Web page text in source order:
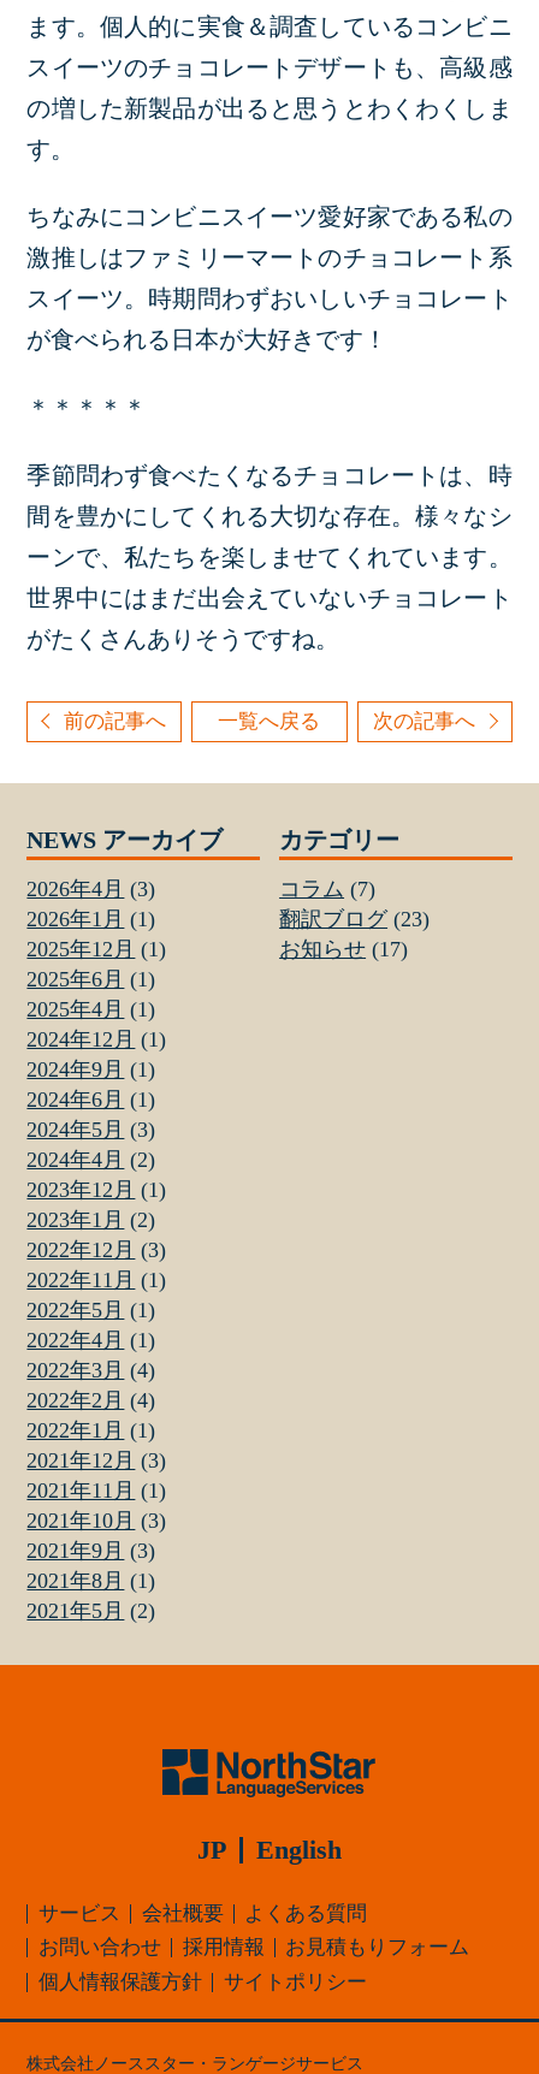
ます。個人的に実食＆調査しているコンビニ
スイーツのチョコレートデザートも、高級感
の増した新製品が出ると思うとわくわくしま
す。
ちなみにコンビニスイーツ愛好家である私の
激推しはファミリーマートのチョコレート系
スイーツ。時期問わずおいしいチョコレート
が食べられる日本が大好きです！
＊＊＊＊＊
季節問わず食べたくなるチョコレートは、時
間を豊かにしてくれる大切な存在。様々なシ
ーンで、私たちを楽しませてくれています。
世界中にはまだ出会えていないチョコレート
がたくさんありそうですね。
前の記事へ 次の記事へ
一覧へ戻る
NEWS アーカイブ
2026年4月 (3)
2026年1月 (1)
2025年12月 (1)
2025年6月 (1)
2025年4月 (1)
2024年12月 (1)
2024年9月 (1)
2024年6月 (1)
2024年5月 (3)
2024年4月 (2)
2023年12月 (1)
2023年1月 (2)
2022年12月 (3)
2022年11月 (1)
2022年5月 (1)
2022年4月 (1)
2022年3月 (4)
2022年2月 (4)
2022年1月 (1)
2021年12月 (3)
2021年11月 (1)
2021年10月 (3)
2021年9月 (3)
2021年8月 (1)
2021年5月 (2)
カテゴリー
コラム (7)
翻訳ブログ(23)
お知らせ (17)
JP English
サービス 会社概要
よくある質問
お問い合わせ
採用情報
お見積もりフォーム
個人情報保護方針
サイトポリシー
株式会社ノーススター・ランゲージサービス